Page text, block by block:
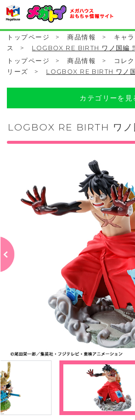
トップページ > 商品情報 > キャ
ス
>
LOGBOX RE BIRTH ワノ国編
トップページ
> 商品情報 > コレ
リーズ
> LOGBOX RE BIRTH ワノ
カテゴリーを見
LOGBOX RE BIRTH ワノ